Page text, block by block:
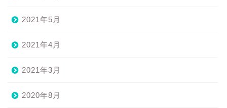
2021年5月
2021年4月
2021年3月
2020年8月